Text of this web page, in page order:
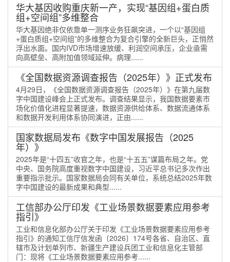
华大基因收购重庆新一产，实现“基因组+蛋白质
组+空间组”多维整合
华大基因绝非仅依靠单一测序业务狂飙突进，一个以“基因组
+蛋白质组+空间组”的多维整合为复合引擎的全新巨头，正悄然
浮出水面。国内IVD市场增速放缓、利润空间承压，企业亟需
向高壁垒、高附加值领域延伸。病理......
《全国数据资源调查报告（2025年）》正式发布
4月29日，《全国数据资源调查报告（2025年）》在第九届数
字中国建设峰会上正式发布。调查结果显示，我国数据要素市
场化价值化进程显著提速，数据资源供给体系、数据流通体系
和数据开发利用体系协同演进，正由......
国家数据局发布《数字中国发展报告（2025
年）》
2025年是“十四五”收官之年，也是“十五五”谋篇布局之年。党
中央、国务院高度重视数字中国建设，习近平总书记多次作出
重要指示批示。国家数据局会同有关单位，系统总结2025年数
字中国建设的最新成果和典型......
工信部办公厅印发《工业场景数据要素应用参考
指引》
工业和信息化部办公厅关于印发《工业场景数据要素应用参考
指引》的通知工信厅信发函〔2026〕174号各省、自治区、直
辖市及计划单列市、新疆生产建设兵团工业和信息化主管部
门：现将《工业场景数据要素应用参考......